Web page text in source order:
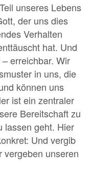
unseres Lebens
der uns dies
Verhalten
hat. Und
erreichbar. Wir
in uns, die
können uns
ist ein zentraler
Bereitschaft zu
lassen geht. Hier
Und vergib
vergeben unseren